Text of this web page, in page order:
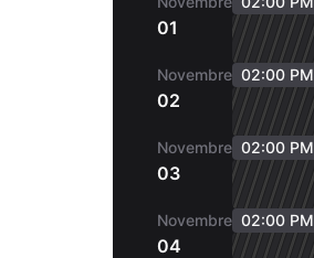
01
Novembre
02
02:00 PM
Novembre
03
02:00 PM
Novembre
04
02:00 PM